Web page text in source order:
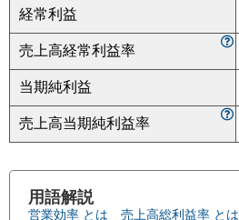
経常利益
売上高経常利益率
当期純利益
売上高当期純利益率
用語解説
営業効率 とは
売上高総利益率 とは